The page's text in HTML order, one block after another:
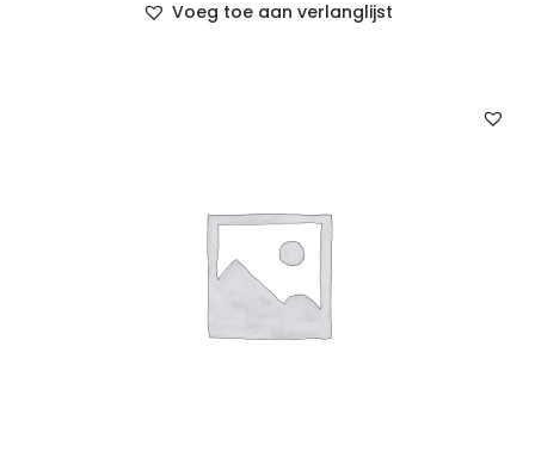
Voeg toe aan verlanglijst